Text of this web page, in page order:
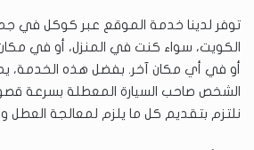
توفر لدينا خدمة الموقع عبر كوكل في
الكويت، سواء كنت في المنزل، أو في
أو في أي مكان آخر. بفضل هذه الخدمة،
الشخص صاحب السيارة المعطلة بسرعة
نلتزم بتقديم كل ما يلزم لمعالجة العطل